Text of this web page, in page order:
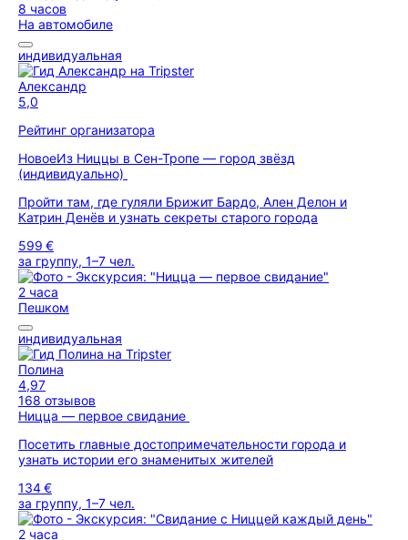
8 часов
На автомобиле
индивидуальная
Александр
5,0
Рейтинг организатора
НовоеИз Ниццы в Сен-Тропе — город звёзд
(индивидуально)
Пройти там, где гуляли Брижит Бардо, Ален Делон и
Катрин Денёв и узнать секреты старого города
599 €
за группу, 1–7 чел.
2 часа
Пешком
индивидуальная
Полина
4,97
168 отзывов
Ницца — первое свидание
Посетить главные достопримечательности города и
узнать истории его знаменитых жителей
134 €
за группу, 1–7 чел.
2 часа